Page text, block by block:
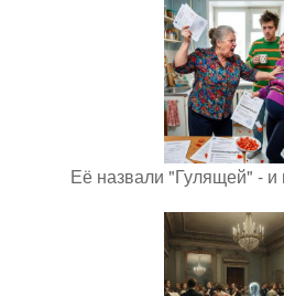
Её назвали "Гулящей" - и